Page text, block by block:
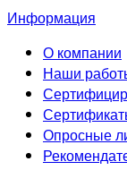
Информация
О компании
Наши
Опросные